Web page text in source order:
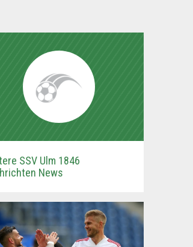
SSV Ulm 1846
News